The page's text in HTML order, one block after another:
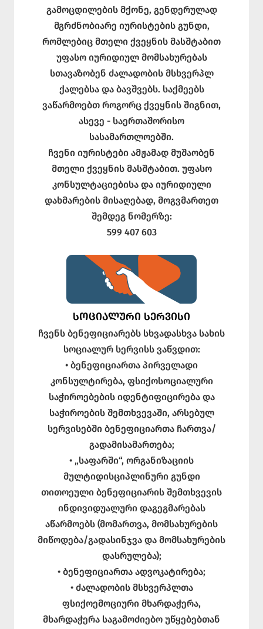
გამოცდილების მქონე, გენდერულად
მგრძნობიარე იურისტების გუნდი,
რომლებიც მთელი ქვეყნის მასშტაბით
უფასო იურიდიულ მომსახურებას
სთავაზობენ ძალადობის მსხვერპლ
ქალებსა და ბავშვებს. საქმეებს
ვაწარმოებთ როგორც ქვეყნის შიგნით,
ასევე - საერთაშორისო
სასამართლოებში.
ჩვენი იურისტები ამჟამად მუშაობენ
მთელი ქვეყნის მასშტაბით. უფასო
კონსულტაციებისა და იურიდიული
დახმარების მისაღებად, მოგვმართეთ
შემდეგ ნომერზე:
599 407 603
ᲡᲝᲪᲘᲐᲚᲣᲠᲘ ᲡᲔᲠᲕᲘᲡᲘ
ჩვენს ბენეფიციარებს სხვადასხვა სახის
სოციალურ სერვისს ვაწვდით:
• ბენეფიციართა პირველადი
კონსულტირება, ფსიქოსოციალური
საჭიროებების იდენტიფიცირება და
საჭიროების შემთხვევაში, არსებულ
სერვისებში ბენეფიციართა ჩართვა/
გადამისამართება;
• „საფარში“, ორგანიზაციის
მულტიდისციპლინური გუნდი
თითოეული ბენეფიციარის შემთხვევის
ინდივიდუალური დაგეგმარებას
აწარმოებს (მომართვა, მომსახურების
მიწოდება/გადასინჯვა და მომსახურების
დასრულება);
• ბენეფიციართა ადვოკატირება;
• ძალადობის მსხვერპლთა
ფსიქოემოციური მხარდაჭერა,
მხარდაჭერა საგამოძიებო უწყებებთან